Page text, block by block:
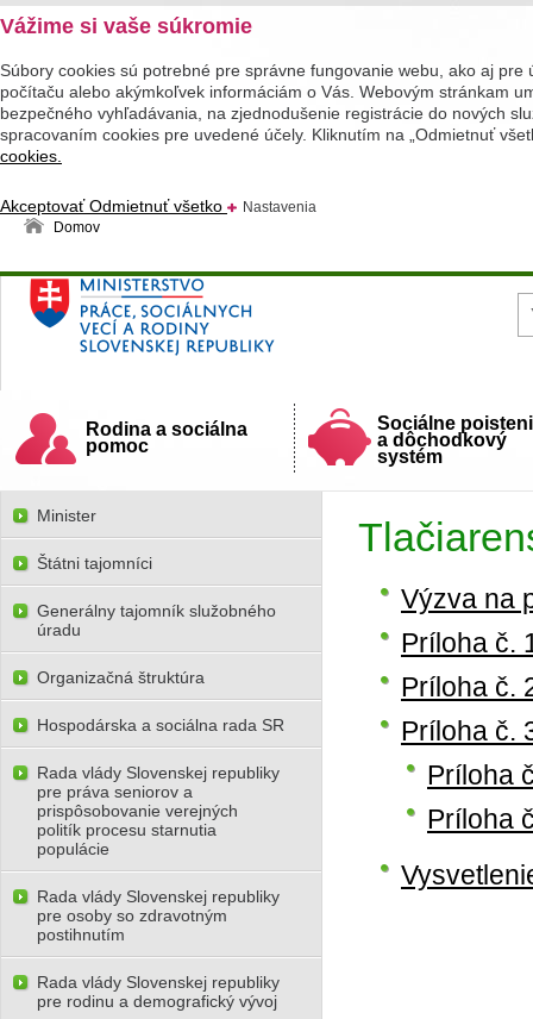
Vážime si vaše súkromie
Súbory cookies sú potrebné pre správne fungovanie webu, ako aj
počítaču alebo akýmkoľvek informáciám o Vás. Webovým stránkam
bezpečného vyhľadávania, na zjednodušenie registrácie do nových
spracovaním cookies pre uvedené účely. Kliknutím na „Odmietnuť
cookies.
AkceptovaťOdmietnuť všetko
Nastavenia
Domov
Ministerstvo práce, sociálnych vecí a rodiny
Slovenskej republiky
Rodina a sociálna
pomoc
Sociálne
a dôchodkový
systém
Výzva na
Príloha č.
Príloha č.
Príloha č.
Príloha
Príloha
Minister
Štátni tajomníci
Generálny tajomník služobného
úradu
Organizačná štruktúra
Hospodárska a sociálna rada SR
Rada vlády Slovenskej republiky
pre práva seniorov a
prispôsobovanie verejných
politík procesu starnutia
populácie
Rada vlády Slovenskej republiky
pre osoby so zdravotným
postihnutím
Rada vlády Slovenskej republiky
pre rodinu a demografický vývoj